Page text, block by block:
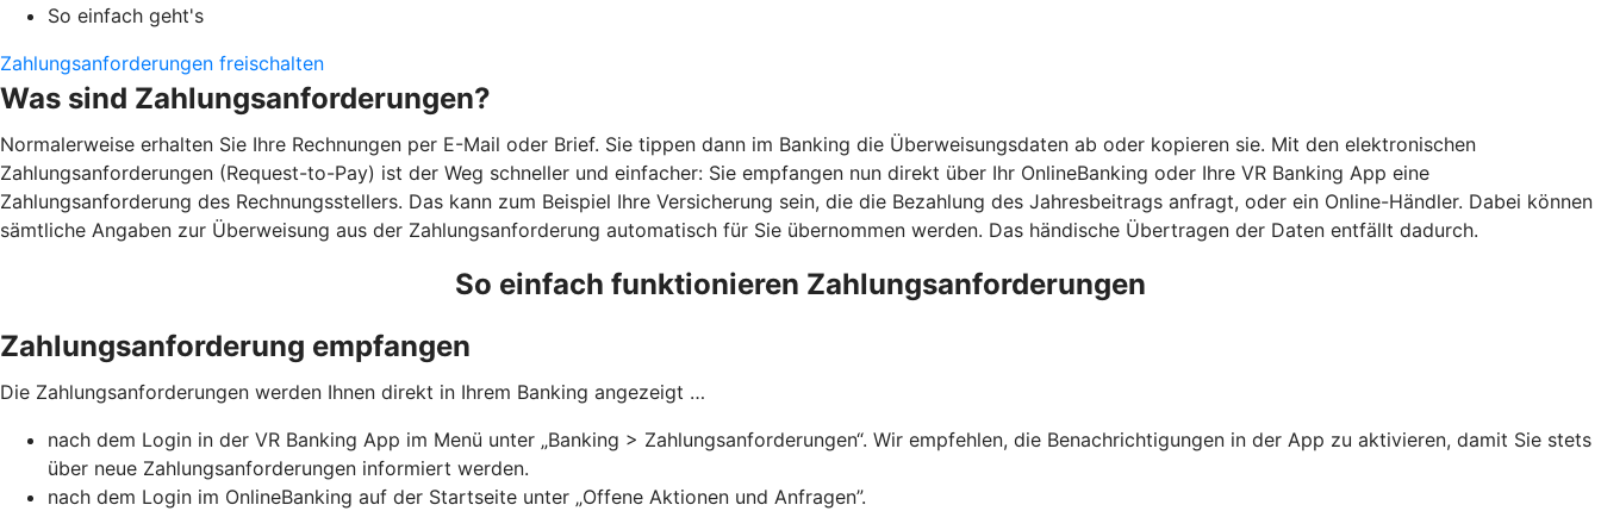
So einfach geht's
Zahlungsanforderungen freischalten
Was sind Zahlungsanforderungen?
Normalerweise erhalten Sie Ihre Rechnungen per E-Mail oder Brief. Sie tippen dann im Banking die Überweisungsdaten ab oder kopieren sie. Mit den elektronischen
Zahlungsanforderungen (Request-to-Pay) ist der Weg schneller und einfacher: Sie empfangen nun direkt über Ihr OnlineBanking oder Ihre VR Banking App eine
Zahlungsanforderung des Rechnungsstellers. Das kann zum Beispiel Ihre Versicherung sein, die die Bezahlung des Jahresbeitrags anfragt, oder ein Online-Händler. Dabei können
sämtliche Angaben zur Überweisung aus der Zahlungsanforderung automatisch für Sie übernommen werden. Das händische Übertragen der Daten entfällt dadurch.
So einfach funktionieren Zahlungsanforderungen
Zahlungsanforderung empfangen
Die Zahlungsanforderungen werden Ihnen direkt in Ihrem Banking angezeigt …
nach dem Login in der VR Banking App im Menü unter „Banking > Zahlungsanforderungen“. Wir empfehlen, die Benachrichtigungen in der App zu aktivieren, damit Sie stets
über neue Zahlungsanforderungen informiert werden.
nach dem Login im OnlineBanking auf der Startseite unter „Offene Aktionen und Anfragen”.